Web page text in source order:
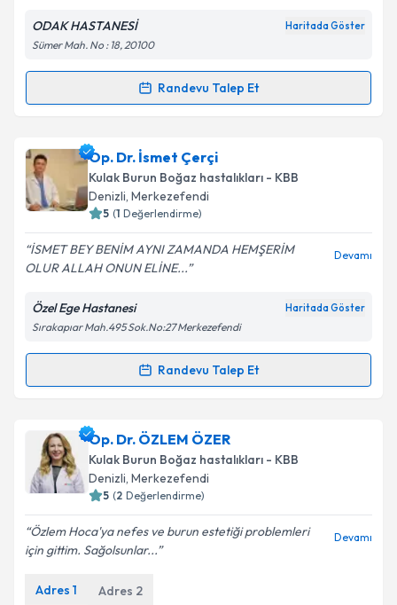
Kişisel verilerimin işlenmesine ilişkin
Aydınlatma
Metni'ni okudum ve kişisel verilerimin belirtilen
kapsamda işlenmesini kabul ediyorum.
ODAK HASTANESİ Haritada Göster
Sümer Mah. No : 18, 20100
Randevu Talep Et
Randevu Takvimi Talebi
Op. Dr. Umut Kaygusuziçin randevu takvimi talebi
oluşturun. Size bu uzmandan randevu almanız için bir
takvim hazırlandığında e-posta ile bilgilendireceğiz.
Kişisel verilerimin işlenmesine ilişkin
Aydınlatma
Metni'ni okudum ve kişisel verilerimin belirtilen
kapsamda işlenmesini kabul ediyorum.
Op. Dr. İsmet Çerçi
Kulak Burun Boğaz hastalıkları - KBB
Denizli, Merkezefendi
5 (1 Değerlendirme)
İSMET BEY BENİM AYNI ZAMANDA HEMŞERİM
OLUR ALLAH ONUN ELİNE...
Devamı
Özel Ege Hastanesi Haritada Göster
Sırakapıar Mah.495 Sok.No:27 Merkezefendi
Randevu Talep Et
Randevu Takvimi Talebi
Op. Dr. İsmet Çerçiiçin randevu takvimi talebi
oluşturun. Size bu uzmandan randevu almanız için bir
takvim hazırlandığında e-posta ile bilgilendireceğiz.
Kişisel verilerimin işlenmesine ilişkin
Op. Dr. ÖZLEM ÖZER
Kulak Burun Boğaz hastalıkları - KBB
Denizli, Merkezefendi
5 (2 Değerlendirme)
Özlem Hoca'ya nefes ve burun estetiği problemleri
için gittim. Sağolsunlar...
Devamı
Adres 1 Adres 2